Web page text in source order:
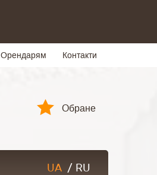
Орендарям Контакти
Обране
UA / RU